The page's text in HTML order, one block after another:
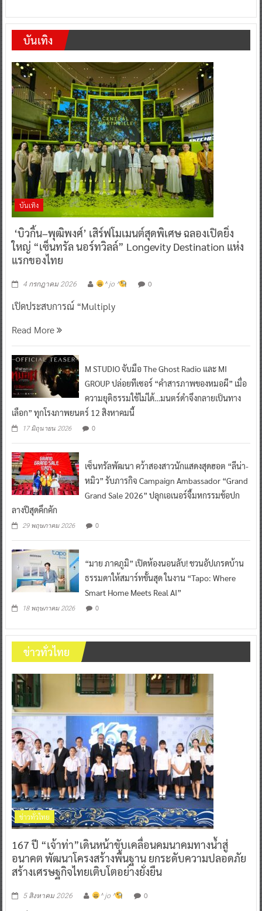
บันเทิง
บันเทิง
‘บิวกิ้น–พุฒิพงศ์’ เสิร์ฟโมเมนต์สุดพิเศษ ฉลองเปิดยิ่ง
ใหญ่ “เซ็นทรัล นอร์ทวิลล์” Longevity Destination แห่ง
แรกของไทย
4 กรกฎาคม 2026 ^ jo ^ 0
เปิดประสบการณ์ “Multiply
Read More
M STUDIO จับมือ The Ghost Radio และ MI
GROUP ปล่อยทีเซอร์ “คำสารภาพของหมอผี” เมื่อ
ความยุติธรรมใช้ไม่ได้…มนตร์ดำจึงกลายเป็นทาง
เลือก” ทุกโรงภาพยนตร์ 12 สิงหาคมนี้
17 มิถุนายน 2026 0
เซ็นทรัลพัฒนา คว้าสองสาวนักแสดงสุดฮอต “ลีน่า-
หมิว” รับภารกิจ Campaign Ambassador “Grand
Grand Sale 2026” ปลุกเอเนอร์จี้มหกรรมช้อปก
ลางปีสุดคึกคัก
29 พฤษภาคม 2026 0
“มาย ภาคภูมิ” เปิดห้องนอนลับ! ชวนอัปเกรดบ้าน
ธรรมดาให้สมาร์ทขั้นสุด ในงาน “Tapo: Where
Smart Home Meets Real AI”
18 พฤษภาคม 2026 0
ข่าวทั่วไทย
ข่าวทั่วไทย
167 ปี “เจ้าท่า”เดินหน้าขับเคลื่อนคมนาคมทางน้ำสู่
อนาคต พัฒนาโครงสร้างพื้นฐาน ยกระดับความปลอดภัย
สร้างเศรษฐกิจไทยเติบโตอย่างยั่งยืน
5 สิงหาคม 2026 ^ jo ^ 0